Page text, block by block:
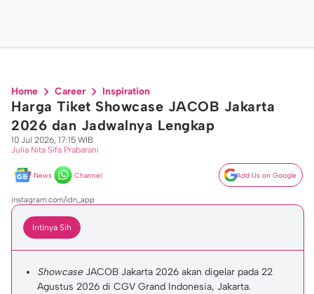
Home Career Inspiration
Harga Tiket Showcase JACOB Jakarta
2026 dan Jadwalnya Lengkap
10 Jul 2026, 17:15 WIB
Julia Nita Sifa Prabarani
News Channel Add Us on Google
instagram.com/idn_app
Intinya Sih
Showcase JACOB Jakarta 2026 akan digelar pada 22
Agustus 2026 di CGV Grand Indonesia, Jakarta.